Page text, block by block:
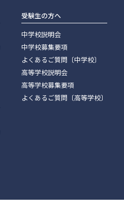
受験生の方へ
中学校説明会
中学校募集要項
よくあるご質問〔中学校〕
高等学校説明会
高等学校募集要項
よくあるご質問〔高等学校〕